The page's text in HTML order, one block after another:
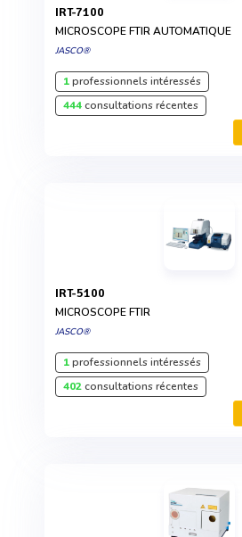
IRT-7100
MICROSCOPE FTIR AUTOMATIQUE
JASCO®
1professionnels intéressés
444consultations récentes
IRT-5100
MICROSCOPE FTIR
JASCO®
1professionnels intéressés
402consultations récentes